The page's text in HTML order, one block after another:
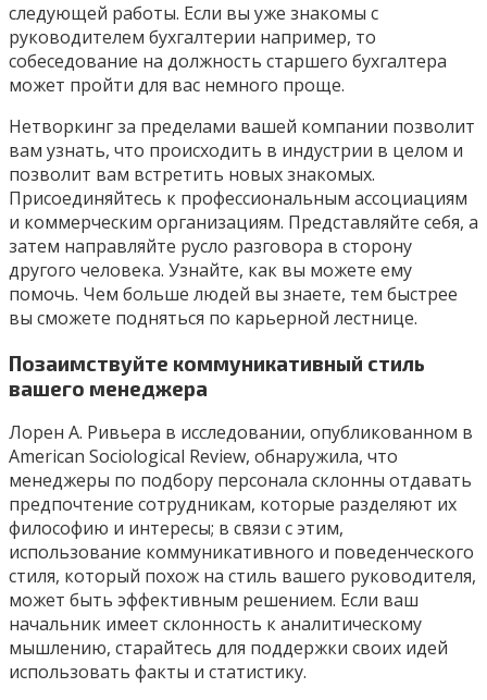
следующей работы. Если вы уже знакомы с
руководителем бухгалтерии например, то
собеседование на должность старшего бухгалтера
может пройти для вас немного проще.
Нетворкинг за пределами вашей компании позволит
вам узнать, что происходить в индустрии в целом и
позволит вам встретить новых знакомых.
Присоединяйтесь к профессиональным ассоциациям
и коммерческим организациям. Представляйте себя, а
затем направляйте русло разговора в сторону
другого человека. Узнайте, как вы можете ему
помочь. Чем больше людей вы знаете, тем быстрее
вы сможете подняться по карьерной лестнице.
Позаимствуйте коммуникативный стиль
вашего менеджера
Лорен А. Ривьера в исследовании, опубликованном в
American Sociological Review, обнаружила, что
менеджеры по подбору персонала склонны отдавать
предпочтение сотрудникам, которые разделяют их
философию и интересы; в связи с этим,
использование коммуникативного и поведенческого
стиля, который похож на стиль вашего руководителя,
может быть эффективным решением. Если ваш
начальник имеет склонность к аналитическому
мышлению, старайтесь для поддержки своих идей
использовать факты и статистику.